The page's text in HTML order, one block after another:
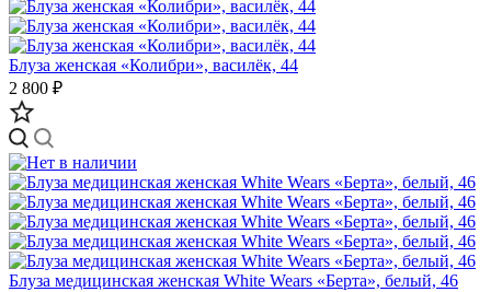
Блуза женская «Колибри», василёк, 44
2 800 ₽
Блуза медицинская женская White Wears «Берта», белый, 46